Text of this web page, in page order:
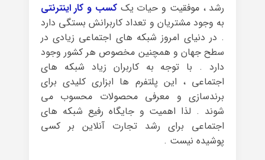
رشد ، موفقیت و حیات یککسب و کار اینترنتی
به وجود مشتریان و تعداد کاربرانش بستگی دارد
. در دنیای امروز شبکه های اجتماعی زیادی در
سطح جهان و همچنین مخصوص هر کشور وجود
دارد . با توجه به کاربران زیاد شبکه های
اجتماعی ، این پلتفرم ها ابزاری کلیدی برای
برندسازی و معرفی محصولات محسوب می
شوند . لذا اهمیت و جایگاه رفیع شبکه های
اجتماعی برای رشد تجارت آنلاین بر کسی
پوشیده نیست .